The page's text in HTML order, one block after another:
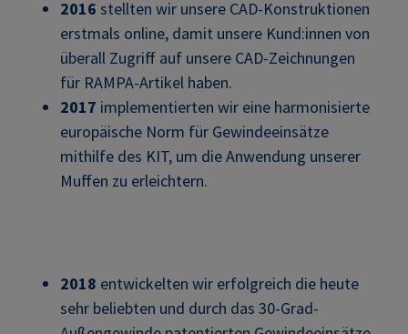
2016 stellten wir unsere CAD-Konstruktionen
erstmals online, damit unsere Kund:innen von
überall Zugriff auf unsere CAD-Zeichnungen
für RAMPA-Artikel haben.
2017 implementierten wir eine harmonisierte
europäische Norm für Gewindeeinsätze
mithilfe des KIT, um die Anwendung unserer
Muffen zu erleichtern.
2018 entwickelten wir erfolgreich die heute
sehr beliebten und durch das 30-Grad-